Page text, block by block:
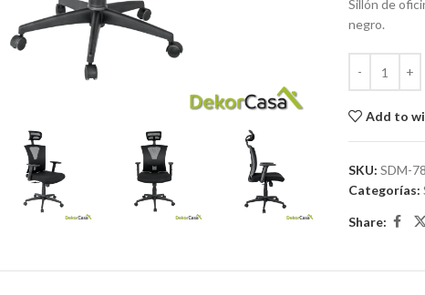
Sillón de
negro.
Add to
SKU: SDM-
Categorías:
Share: